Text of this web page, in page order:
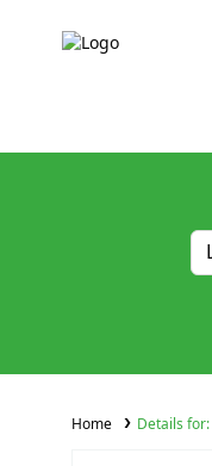
Home Details for: